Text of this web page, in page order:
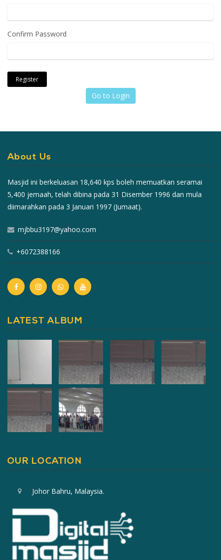
Confirm Password
Go to Login
About Us
Masjid ini berkeluasan 18,640 kps boleh memuatkan seramai
5,400 jemaah, telah dibina pada 31 Disember 1996 dan mula
diimarahkan pada 3 Januari 1997 (Jumaat).
mjbbu3197@yahoo.com
+6072388166
LATEST ALBUM
OUR LOCATION
Johor Bahru, Malaysia.